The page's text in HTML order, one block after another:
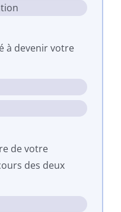
à devenir votre
de votre
des deux